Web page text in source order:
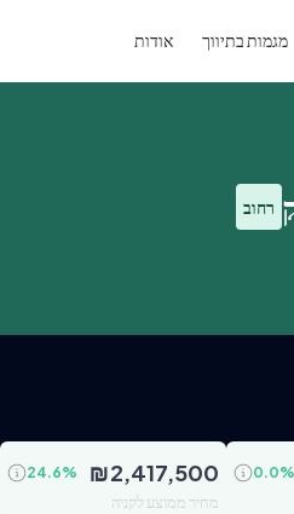
מגמות בתיווך אודות
רחוב
0.0%
₪2,417,500
24.6%
מחיר ממוצע לקניה